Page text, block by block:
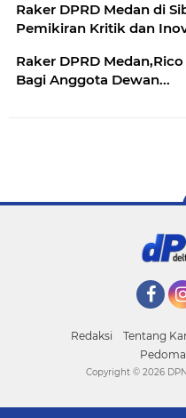
Raker DPRD Medan di
Pemikiran Kritik dan
Raker DPRD
Bagi Anggota Dewan...
Redaksi Tentang
Copyright © 2026